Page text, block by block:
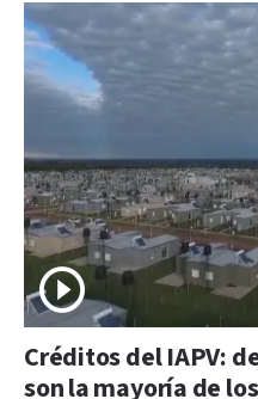
Créditos del IAPV:
son la mayoría de